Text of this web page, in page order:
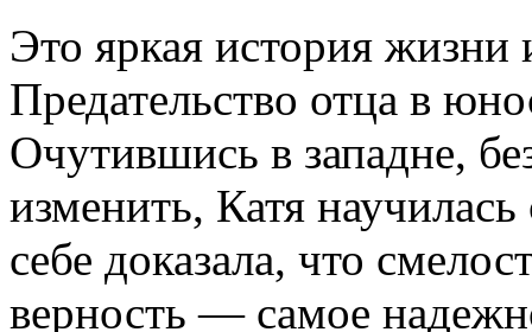
Это яркая история
Предательство отца в
Очутившись в западне,
изменить, Катя
себе доказала, что
верность — самое